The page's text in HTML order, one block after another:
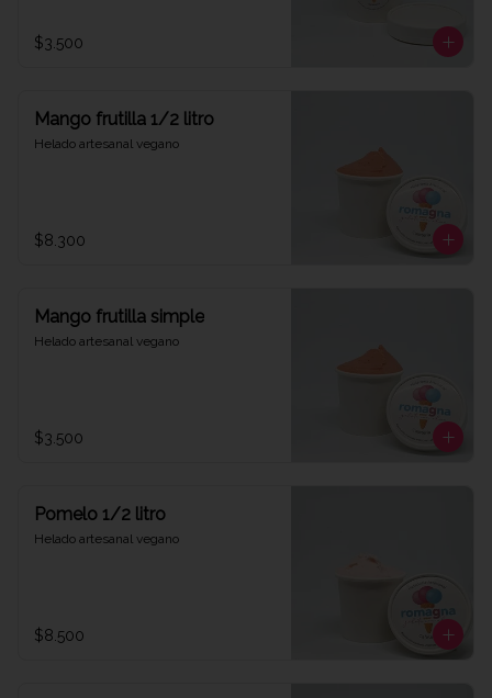
$3.500
Mango frutilla 1/2 litro
Helado artesanal vegano
$8.300
Mango frutilla simple
Helado artesanal vegano
$3.500
Pomelo 1/2 litro
Helado artesanal vegano
$8.500